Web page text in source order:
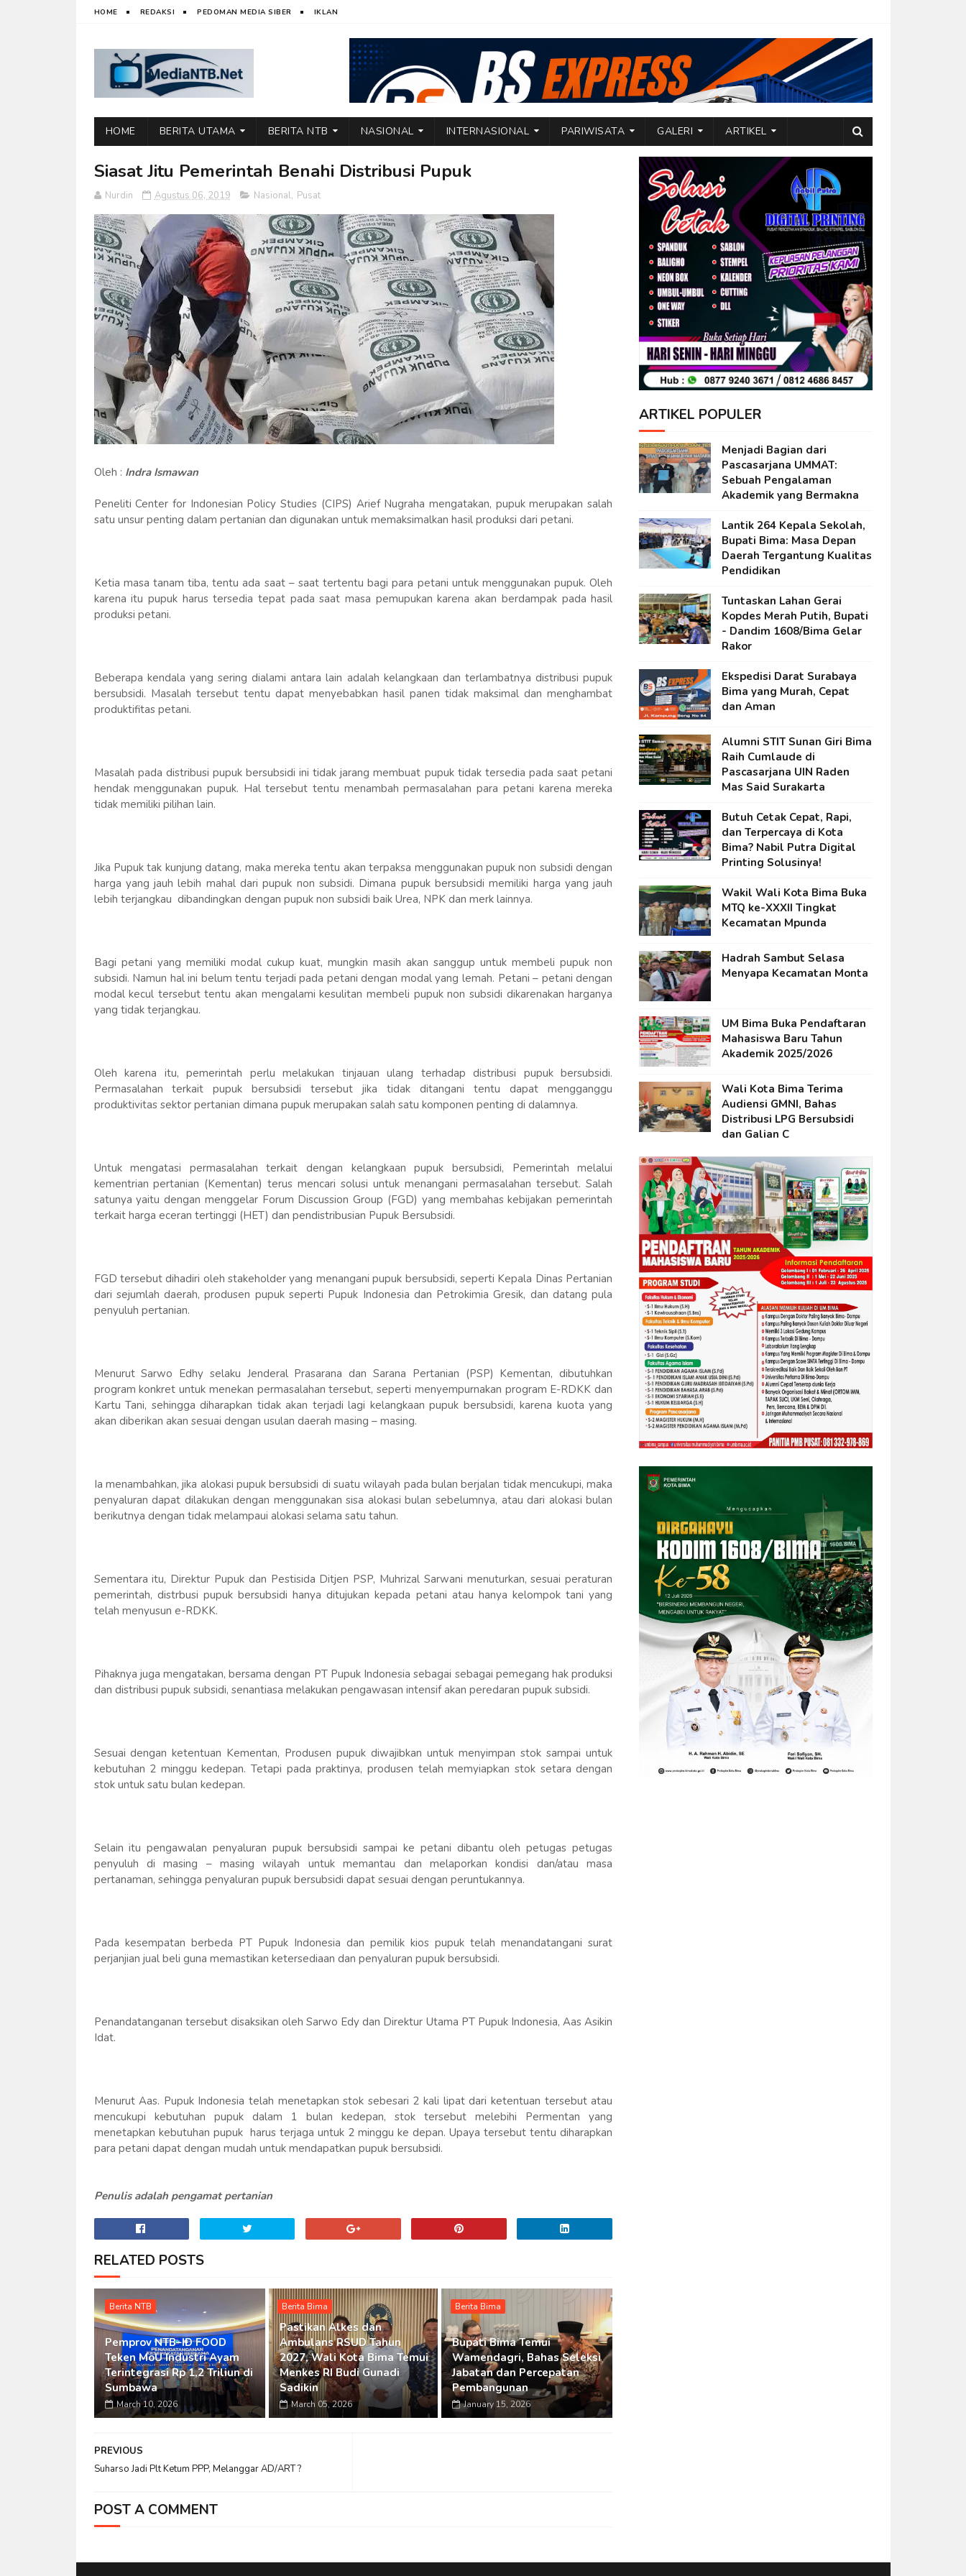
HOME REDAKSI PEDOMAN MEDIA SIBER IKLAN
HOME BERITA UTAMA BERITA NTB NASIONAL INTERNASIONAL PARIWISATA GALERI ARTIKEL
Siasat Jitu Pemerintah Benahi Distribusi Pupuk
Nurdin Agustus 06, 2019 Nasional, Pusat
Oleh : Indra Ismawan
Peneliti Center for Indonesian Policy Studies (CIPS) Arief Nugraha mengatakan, pupuk merupakan salah
satu unsur penting dalam pertanian dan digunakan untuk memaksimalkan hasil produksi dari petani.
Ketia masa tanam tiba, tentu ada saat – saat tertentu bagi para petani untuk menggunakan pupuk. Oleh
karena itu pupuk harus tersedia tepat pada saat masa pemupukan karena akan berdampak pada hasil
produksi petani.
Beberapa kendala yang sering dialami antara lain adalah kelangkaan dan terlambatnya distribusi pupuk
bersubsidi. Masalah tersebut tentu dapat menyebabkan hasil panen tidak maksimal dan menghambat
produktifitas petani.
Masalah pada distribusi pupuk bersubsidi ini tidak jarang membuat pupuk tidak tersedia pada saat petani
hendak menggunakan pupuk. Hal tersebut tentu menambah permasalahan para petani karena mereka
tidak memiliki pilihan lain.
Jika Pupuk tak kunjung datang, maka mereka tentu akan terpaksa menggunakan pupuk non subsidi dengan
harga yang jauh lebih mahal dari pupuk non subsidi. Dimana pupuk bersubsidi memiliki harga yang jauh
lebih terjangkau dibandingkan dengan pupuk non subsidi baik Urea, NPK dan merk lainnya.
Bagi petani yang memiliki modal cukup kuat, mungkin masih akan sanggup untuk membeli pupuk non
subsidi. Namun hal ini belum tentu terjadi pada petani dengan modal yang lemah. Petani – petani dengan
modal kecul tersebut tentu akan mengalami kesulitan membeli pupuk non subsidi dikarenakan harganya
yang tidak terjangkau.
Oleh karena itu, pemerintah perlu melakukan tinjauan ulang terhadap distribusi pupuk bersubsidi.
Permasalahan terkait pupuk bersubsidi tersebut jika tidak ditangani tentu dapat mengganggu
produktivitas sektor pertanian dimana pupuk merupakan salah satu komponen penting di dalamnya.
Untuk mengatasi permasalahan terkait dengan kelangkaan pupuk bersubsidi, Pemerintah melalui
kementrian pertanian (Kementan) terus mencari solusi untuk menangani permasalahan tersebut. Salah
satunya yaitu dengan menggelar Forum Discussion Group (FGD) yang membahas kebijakan pemerintah
terkait harga eceran tertinggi (HET) dan pendistribusian Pupuk Bersubsidi.
FGD tersebut dihadiri oleh stakeholder yang menangani pupuk bersubsidi, seperti Kepala Dinas Pertanian
dari sejumlah daerah, produsen pupuk seperti Pupuk Indonesia dan Petrokimia Gresik, dan datang pula
penyuluh pertanian.
Menurut Sarwo Edhy selaku Jenderal Prasarana dan Sarana Pertanian (PSP) Kementan, dibutuhkan
program konkret untuk menekan permasalahan tersebut, seperti menyempurnakan program E-RDKK dan
Kartu Tani, sehingga diharapkan tidak akan terjadi lagi kelangkaan pupuk bersubsidi, karena kuota yang
akan diberikan akan sesuai dengan usulan daerah masing – masing.
Ia menambahkan, jika alokasi pupuk bersubsidi di suatu wilayah pada bulan berjalan tidak mencukupi, maka
penyaluran dapat dilakukan dengan menggunakan sisa alokasi bulan sebelumnya, atau dari alokasi bulan
berikutnya dengan tidak melampaui alokasi selama satu tahun.
Sementara itu, Direktur Pupuk dan Pestisida Ditjen PSP, Muhrizal Sarwani menuturkan, sesuai peraturan
pemerintah, distrbusi pupuk bersubsidi hanya ditujukan kepada petani atau hanya kelompok tani yang
telah menyusun e-RDKK.
Pihaknya juga mengatakan, bersama dengan PT Pupuk Indonesia sebagai sebagai pemegang hak produksi
dan distribusi pupuk subsidi, senantiasa melakukan pengawasan intensif akan peredaran pupuk subsidi.
Sesuai dengan ketentuan Kementan, Produsen pupuk diwajibkan untuk menyimpan stok sampai untuk
kebutuhan 2 minggu kedepan. Tetapi pada praktinya, produsen telah memyiapkan stok setara dengan
stok untuk satu bulan kedepan.
Selain itu pengawalan penyaluran pupuk bersubsidi sampai ke petani dibantu oleh petugas petugas
penyuluh di masing – masing wilayah untuk memantau dan melaporkan kondisi dan/atau masa
pertanaman, sehingga penyaluran pupuk bersubsidi dapat sesuai dengan peruntukannya.
Pada kesempatan berbeda PT Pupuk Indonesia dan pemilik kios pupuk telah menandatangani surat
perjanjian jual beli guna memastikan ketersediaan dan penyaluran pupuk bersubsidi.
Penandatanganan tersebut disaksikan oleh Sarwo Edy dan Direktur Utama PT Pupuk Indonesia, Aas Asikin
Idat.
Menurut Aas. Pupuk Indonesia telah menetapkan stok sebesari 2 kali lipat dari ketentuan tersebut atau
mencukupi kebutuhan pupuk dalam 1 bulan kedepan, stok tersebut melebihi Permentan yang
menetapkan kebutuhan pupuk harus terjaga untuk 2 minggu ke depan. Upaya tersebut tentu diharapkan
para petani dapat dengan mudah untuk mendapatkan pupuk bersubsidi.
Penulis adalah pengamat pertanian
RELATED POSTS
Berita NTB
Pemprov NTB–ID FOOD
Teken MoU Industri Ayam
Terintegrasi Rp 1,2 Triliun di
Sumbawa
March 10, 2026
Berita Bima
Pastikan Alkes dan
Ambulans RSUD Tahun
2027, Wali Kota Bima Temui
Menkes RI Budi Gunadi
Sadikin
March 05, 2026
Berita Bima
Bupati Bima Temui
Wamendagri, Bahas Seleksi
Jabatan dan Percepatan
Pembangunan
January 15, 2026
PREVIOUS
Suharso Jadi Plt Ketum PPP, Melanggar AD/ART ?
POST A COMMENT
ARTIKEL POPULER
Menjadi Bagian dari
Pascasarjana UMMAT:
Sebuah Pengalaman
Akademik yang Bermakna
Lantik 264 Kepala Sekolah,
Bupati Bima: Masa Depan
Daerah Tergantung Kualitas
Pendidikan
Tuntaskan Lahan Gerai
Kopdes Merah Putih, Bupati
- Dandim 1608/Bima Gelar
Rakor
Ekspedisi Darat Surabaya
Bima yang Murah, Cepat
dan Aman
Alumni STIT Sunan Giri Bima
Raih Cumlaude di
Pascasarjana UIN Raden
Mas Said Surakarta
Butuh Cetak Cepat, Rapi,
dan Terpercaya di Kota
Bima? Nabil Putra Digital
Printing Solusinya!
Wakil Wali Kota Bima Buka
MTQ ke-XXXII Tingkat
Kecamatan Mpunda
Hadrah Sambut Selasa
Menyapa Kecamatan Monta
UM Bima Buka Pendaftaran
Mahasiswa Baru Tahun
Akademik 2025/2026
Wali Kota Bima Terima
Audiensi GMNI, Bahas
Distribusi LPG Bersubsidi
dan Galian C